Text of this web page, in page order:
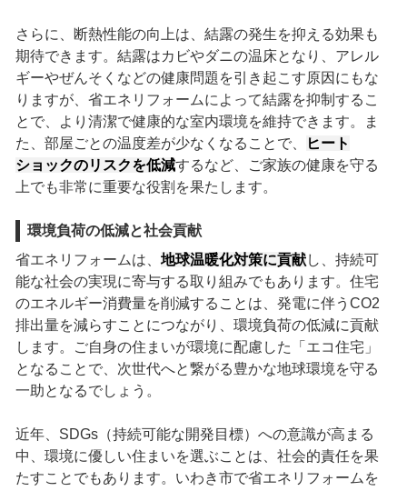
さらに、断熱性能の向上は、結露の発生を抑える効果も
期待できます。結露はカビやダニの温床となり、アレル
ギーやぜんそくなどの健康問題を引き起こす原因にもな
りますが、省エネリフォームによって結露を抑制するこ
とで、より清潔で健康的な室内環境を維持できます。ま
た、部屋ごとの温度差が少なくなることで、
ヒート
ショックのリスクを低減するなど、ご家族の健康を守る
上でも非常に重要な役割を果たします。
環境負荷の低減と社会貢献
省エネリフォームは、 地球温暖化対策に貢献し、持続可
能な社会の実現に寄与する取り組みでもあります。住宅
のエネルギー消費量を削減することは、発電に伴うCO2
排出量を減らすことにつながり、環境負荷の低減に貢献
します。ご自身の住まいが環境に配慮した「エコ住宅」
となることで、次世代へと繋がる豊かな地球環境を守る
一助となるでしょう。
近年、SDGs（持続可能な開発目標）への意識が高まる
中、環境に優しい住まいを選ぶことは、社会的責任を果
たすことでもあります。いわき市で省エネリフォームを